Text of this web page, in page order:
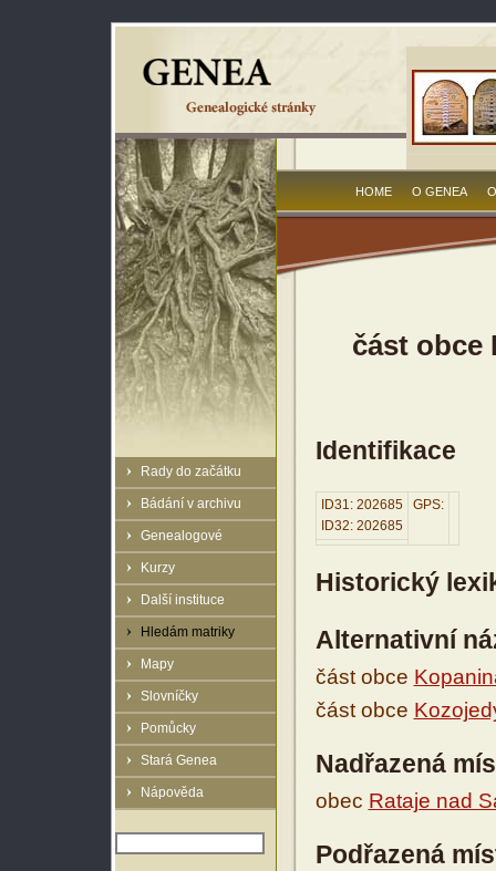
Rady do začátku
Bádání v archivu
Genealogové
Kurzy
Další instituce
Hledám matriky
Mapy
Slovníčky
Pomůcky
Stará Genea
Nápověda
HOME O GENEA
část obce
Identifikace
ID31: 202685
ID32: 202685
GPS:
Historický
Alternativní
část obce
část obce
Nadřazená
obec Rataje nad
Podřazená